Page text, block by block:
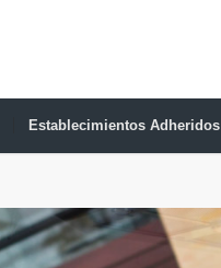
Establecimientos Adheridos